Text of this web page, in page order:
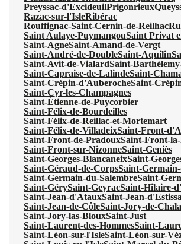
Preyssac-d'ExcideuilPrigonrieux
Razac-sur-l'IsleRibérac
Rouffignac-Saint-Cernin-de-Reilhac
Saint Aulaye-PuymangouSaint Privat
Saint-AgneSaint-Amand-de-Vergt
Saint-André-de-DoubleSaint-Aquilin
Saint-Avit-de-VialardSaint-
Saint-Capraise-de-LalindeSaint-
Saint-Crépin-d'AuberocheSaint-
Saint-Cyr-les-Champagnes
Saint-Étienne-de-Puycorbier
Saint-Félix-de-Bourdeilles
Saint-Félix-de-Reillac-et-Mortemart
Saint-Félix-de-VilladeixSaint-Front-
Saint-Front-de-PradouxSaint-Front-
Saint-Front-sur-NizonneSaint-Geniès
Saint-Georges-BlancaneixSaint-
Saint-Géraud-de-CorpsSaint-Germain-
Saint-Germain-du-SalembreSaint-
Saint-GérySaint-GeyracSaint-Hilaire-
Saint-Jean-d'AtauxSaint-Jean-
Saint-Jean-de-CôleSaint-Jory-de-
Saint-Jory-las-BlouxSaint-Just
Saint-Laurent-des-HommesSaint-
Saint-Léon-sur-l'IsleSaint-Léon-sur-